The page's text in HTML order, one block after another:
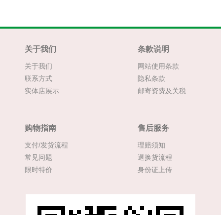
关于我们
关于我们
联系方式
实体店展示
条款说明
网站使用条款
隐私条款
邮寄资费及关税
购物指南
支付/发货流程
常见问题
限时特价
售后服务
理赔须知
退换货流程
身份证上传